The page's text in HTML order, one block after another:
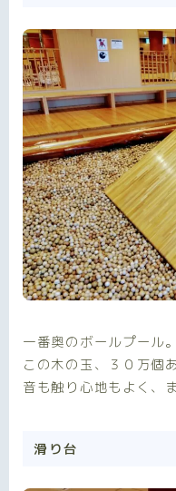
一番奥のボールプール。
この木の玉、３０万個
音も触り心地もよく、
滑り台